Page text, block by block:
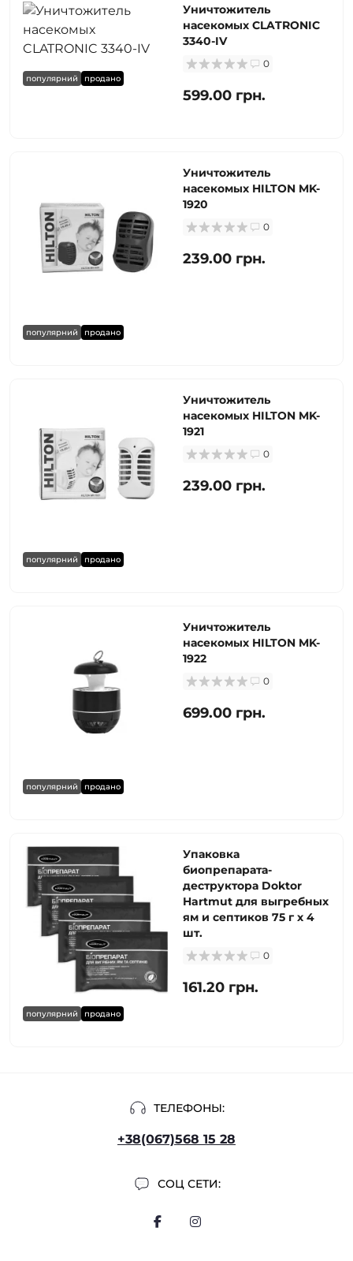
популярний продано
Уничтожитель
насекомых CLATRONIC
3340-IV
0
599.00 грн.
популярний продано
Уничтожитель
насекомых HILTON MK-
1920
0
239.00 грн.
популярний продано
Уничтожитель
насекомых HILTON MK-
1921
0
239.00 грн.
популярний продано
Уничтожитель
насекомых HILTON MK-
1922
0
699.00 грн.
популярний продано
Упаковка
биопрепарата-
деструктора Doktor
Hartmut для выгребных
ям и септиков 75 г х 4
шт.
0
161.20 грн.
ТЕЛЕФОНЫ:
+38(067)568 15 28
СОЦ СЕТИ: